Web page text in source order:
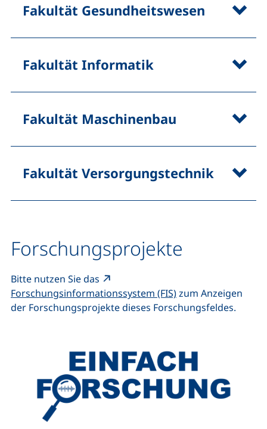
Fakultät Gesundheitswesen
Fakultät Informatik
Fakultät Maschinenbau
Fakultät Versorgungstechnik
Forschungsprojekte
Bitte nutzen Sie das
Forschungsinformationssystem (FIS)(externer Link,
zum Anzeigen
der Forschungsprojekte dieses Forschungsfeldes.